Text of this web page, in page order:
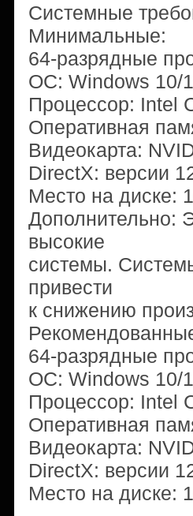
Системные
Минимальные:
64-разрядные
ОС: Windows 10/
Процессор: Intel
Оперативная
Видеокарта:
DirectX: версии
Место на диске:
Дополнительно:
высокие
системы.
привести
к снижению
64-разрядные
ОС: Windows 10/
Процессор: Intel
Оперативная
Видеокарта:
DirectX: версии
Место на диске: